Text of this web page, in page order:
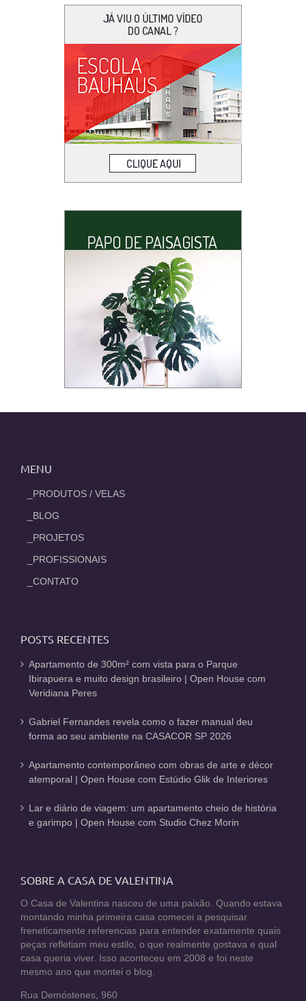
MENU
_PRODUTOS / VELAS
_BLOG
_PROJETOS
_PROFISSIONAIS
_CONTATO
POSTS RECENTES
Apartamento de 300m² com vista para o Parque
Ibirapuera e muito design brasileiro | Open House com
Veridiana Peres
Gabriel Fernandes revela como o fazer manual deu
forma ao seu ambiente na CASACOR SP 2026
Apartamento contemporâneo com obras de arte e décor
atemporal | Open House com Estúdio Glik de Interiores
Lar e diário de viagem: um apartamento cheio de história
e garimpo | Open House com Studio Chez Morin
SOBRE A CASA DE VALENTINA
O Casa de Valentina nasceu de uma paixão. Quando estava
montando minha primeira casa comecei a pesquisar
freneticamente referencias para entender exatamente quais
peças refletiam meu estilo, o que realmente gostava e qual
casa queria viver. Isso aconteceu em 2008 e foi neste
mesmo ano que montei o blog.
Rua Demóstenes, 960